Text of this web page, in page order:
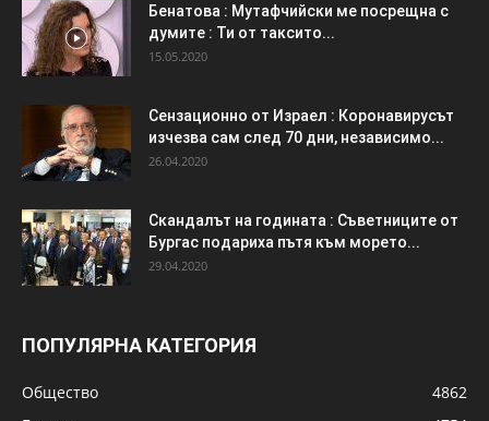
Бенатова : Мутафчийски ме посрещна с
думите : Ти от таксито...
15.05.2020
Сензационно от Израел : Коронавирусът
изчезва сам след 70 дни, независимо...
26.04.2020
Скандалът на годината : Съветниците от
Бургас подариха пътя към морето...
29.04.2020
ПОПУЛЯРНА КАТЕГОРИЯ
Общество
4862